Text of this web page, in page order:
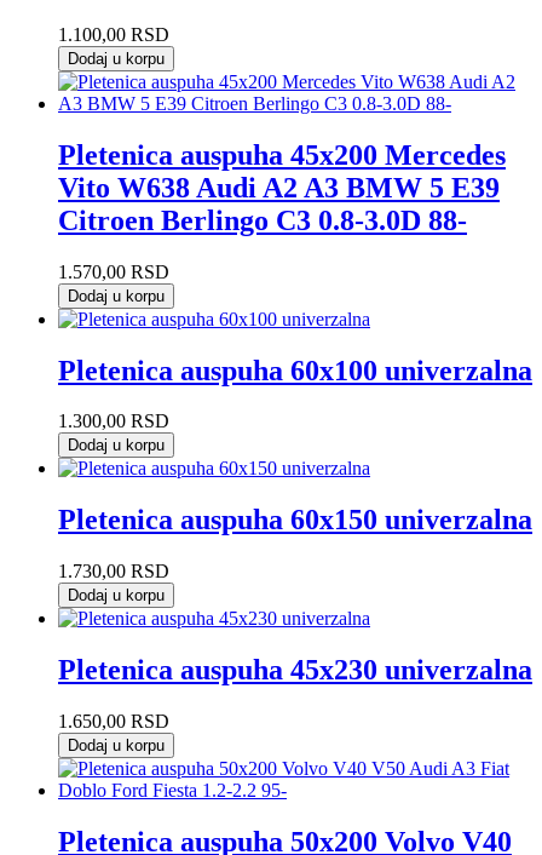
1.100,00 RSD
Dodaj u korpu
Pletenica auspuha 45x200 Mercedes
Vito W638 Audi A2 A3 BMW 5 E39
Citroen Berlingo C3 0.8-3.0D 88-
1.570,00 RSD
Dodaj u korpu
Pletenica auspuha 60x100 univerzalna
1.300,00 RSD
Dodaj u korpu
Pletenica auspuha 60x150 univerzalna
1.730,00 RSD
Dodaj u korpu
Pletenica auspuha 45x230 univerzalna
1.650,00 RSD
Dodaj u korpu
Pletenica auspuha 50x200 Volvo V40